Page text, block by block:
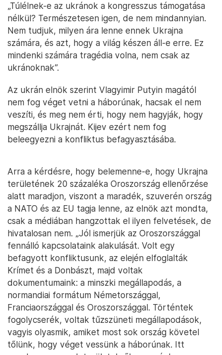
„Túlélnek-e az ukránok a kongresszus támogatása
nélkül? Természetesen igen, de nem mindannyian.
Nem tudjuk, milyen ára lenne ennek Ukrajna
számára, és azt, hogy a világ készen áll-e erre. Ez
mindenki számára tragédia volna, nem csak az
ukránoknak”.
Az ukrán elnök szerint Vlagyimir Putyin magától
nem fog véget vetni a háborúnak, hacsak el nem
veszíti, és meg nem érti, hogy nem hagyják, hogy
megszállja Ukrajnát. Kijev ezért nem fog
beleegyezni a konfliktus befagyasztásába.
Arra a kérdésre, hogy belemenne-e, hogy Ukrajna
területének 20 százaléka Oroszország ellenőrzése
alatt maradjon, viszont a maradék, szuverén ország
a NATO és az EU tagja lenne, az elnök azt mondta,
csak a médiában hangzottak el ilyen felvetések, de
hivatalosan nem. „Jól ismerjük az Oroszországgal
fennálló kapcsolataink alakulását. Volt egy
befagyott konfliktusunk, az elején elfoglalták
Krímet és a Donbászt, majd voltak
dokumentumaink: a minszki megállapodás, a
normandiai formátum Németországgal,
Franciaországgal és Oroszországgal. Történtek
fogolycserék, voltak tűzszüneti megállapodások,
vagyis olyasmik, amiket most sok ország követel
tőlünk, hogy véget vessünk a háborúnak. Itt